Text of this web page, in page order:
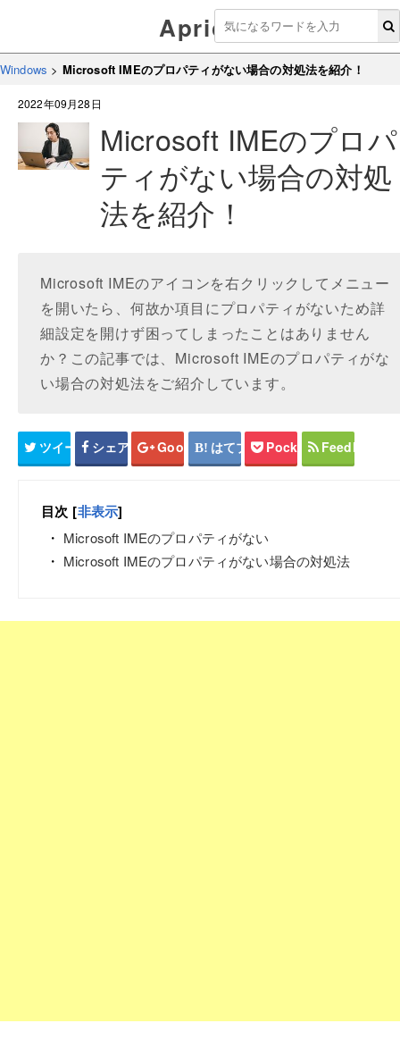
Aprico
Windows > Microsoft IMEのプロパティがない場合の対処法を紹介！
2022年09月28日
Microsoft IMEのプロパ
ティがない場合の対処
法を紹介！
Microsoft IMEのアイコンを右クリックしてメニュー
を開いたら、何故か項目にプロパティがないため詳
細設定を開けず困ってしまったことはありません
か？この記事では、Microsoft IMEのプロパティがな
い場合の対処法をご紹介しています。
ツイート シェア Google+ はてブ Pocket Feedly
目次 [非表示]
Microsoft IMEのプロパティがない
Microsoft IMEのプロパティがない場合の対処法